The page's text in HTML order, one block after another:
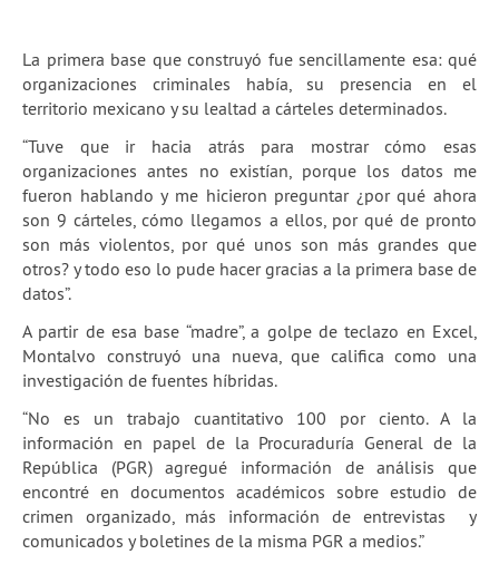
La primera base que construyó fue sencillamente esa: qué
organizaciones criminales había, su presencia en el
territorio mexicano y su lealtad a cárteles determinados.
“Tuve que ir hacia atrás para mostrar cómo esas
organizaciones antes no existían, porque los datos me
fueron hablando y me hicieron preguntar ¿por qué ahora
son 9 cárteles, cómo llegamos a ellos, por qué de pronto
son más violentos, por qué unos son más grandes que
otros? y todo eso lo pude hacer gracias a la primera base de
datos”.
A partir de esa base “madre”, a golpe de teclazo en Excel,
Montalvo construyó una nueva, que califica como una
investigación de fuentes híbridas.
“No es un trabajo cuantitativo 100 por ciento. A la
información en papel de la Procuraduría General de la
República (PGR) agregué información de análisis que
encontré en documentos académicos sobre estudio de
crimen organizado, más información de entrevistas y
comunicados y boletines de la misma PGR a medios.”